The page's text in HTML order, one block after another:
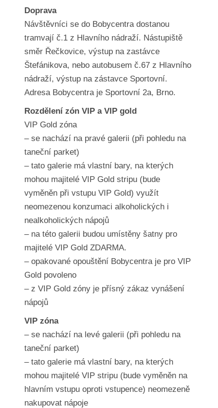
Doprava
Návštěvníci se do Bobycentra dostanou
tramvají č.1 z Hlavního nádraží. Nástupiště
směr Řečkovice, výstup na zastávce
Štefánikova, nebo autobusem č.67 z Hlavního
nádraží, výstup na zástavce Sportovní.
Adresa Bobycentra je Sportovní 2a, Brno.
Rozdělení zón VIP a VIP gold
VIP Gold zóna
– se nachází na pravé galerii (při pohledu na
taneční parket)
– tato galerie má vlastní bary, na kterých
mohou majitelé VIP Gold stripu (bude
vyměněn při vstupu VIP Gold) využít
neomezenou konzumaci alkoholických i
nealkoholických nápojů
– na této galerii budou umístěny šatny pro
majitelé VIP Gold ZDARMA.
– opakované opouštění Bobycentra je pro VIP
Gold povoleno
– z VIP Gold zóny je přísný zákaz vynášení
nápojů
VIP zóna
– se nachází na levé galerii (při pohledu na
taneční parket)
– tato galerie má vlastní bary, na kterých
mohou majitelé VIP stripu (bude vyměněn na
hlavním vstupu oproti vstupence) neomezeně
nakupovat nápoje